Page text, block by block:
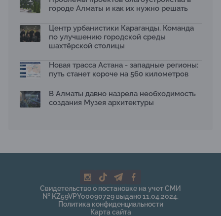
13.07.2026
темой новой выставки в «Целинном»
13.07.2026
Қазақстан»: воспитанники подарили вторую жизнь
отходам
08.07.2026
Ко Дню столицы в Нуре благоустроили шесть
общественных пространств
06.07.2026
МЧС усилило мониторинг рек и моренных озер после
На общественных слушаниях представили
экологическую стратегию развития Алматы до 2040
городе Алматы и как их нужно решать
Центр урбанистики Караганды. Команда
по улучшению городской среды
шахтёрской столицы
Новая трасса Астана - западные регионы:
путь станет короче на 560 километров
В Алматы давно назрела необходимость
создания Музея архитектуры
Свидетельство о постановке на учет СМИ
№ KZ59VPY00090729 выдано 11.04.2024.
Политика конфиденциальности
Карта сайта